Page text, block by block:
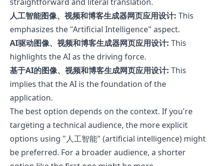
人工智能图像、视频和博客生成器网页应用设计: This
emphasizes the "Artificial Intelligence" aspect.
AI驱动图像、视频和博客生成器网页应用设计: This
highlights the AI as the driving force.
基于AI的图像、视频和博客生成网页应用设计: This
implies that the AI is the foundation of the
application.
The best option depends on the context. If you're
targeting a technical audience, the more explicit
options using "人工智能" (artificial intelligence) might
be preferred. For a broader audience, a shorter